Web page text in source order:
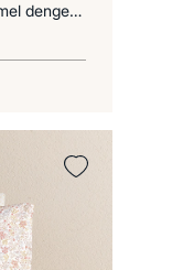
Nefes alabilirlik ve dayanıklılığın mükemmel dengesi.